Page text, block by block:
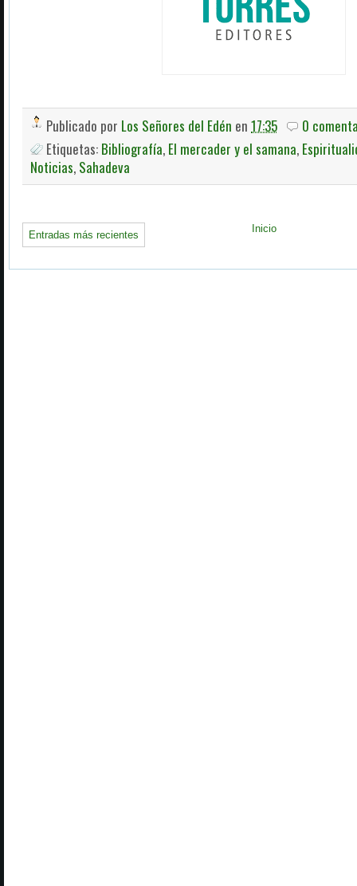
Publicado por Los Señores del Edén en 17:35
0
Etiquetas: Bibliografía, El mercader y el samana,
Noticias, Sahadeva
Entradas más recientes
Inicio